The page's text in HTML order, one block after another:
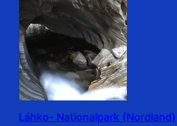
Láhko- Nationalpark (Nordland)